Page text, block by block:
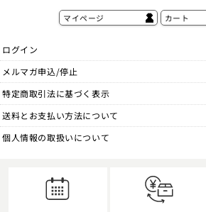
マイページ カート
ログイン
メルマガ申込/停止
特定商取引法に基づく表示
送料とお支払い方法について
個人情報の取扱いについて